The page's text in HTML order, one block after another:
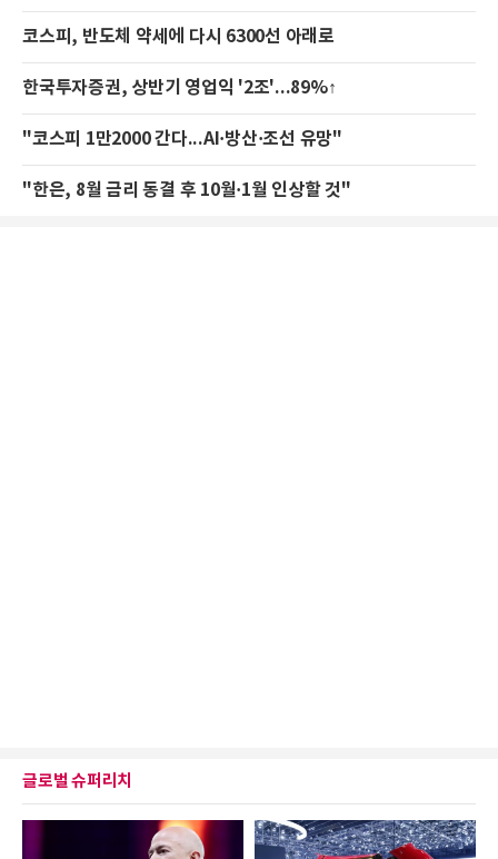
코스피, 반도체 약세에 다시 6300선 아래로
한국투자증권, 상반기 영업익 '2조'...89%↑
"코스피 1만2000 간다...AI·방산·조선 유망"
"한은, 8월 금리 동결 후 10월·1월 인상할 것"
글로벌 슈퍼리치